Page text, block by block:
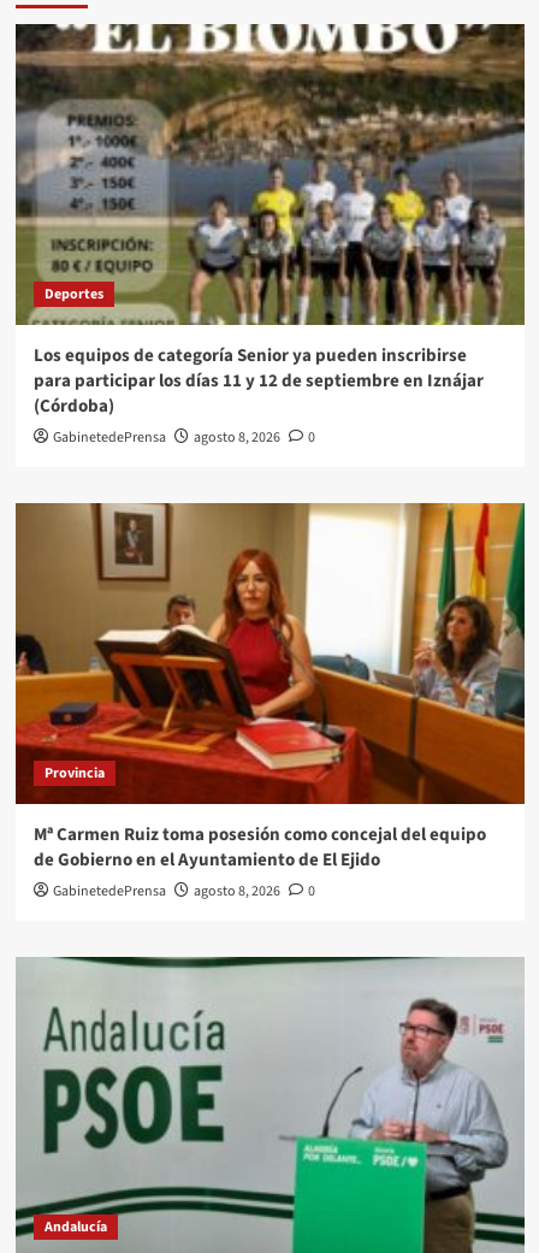
Deportes
Los equipos de categoría Senior ya pueden inscribirse
para participar los días 11 y 12 de septiembre en Iznájar
(Córdoba)
GabinetedePrensa agosto 8, 2026 0
Provincia
Mª Carmen Ruiz toma posesión como concejal del equipo
de Gobierno en el Ayuntamiento de El Ejido
GabinetedePrensa agosto 8, 2026 0
Andalucía